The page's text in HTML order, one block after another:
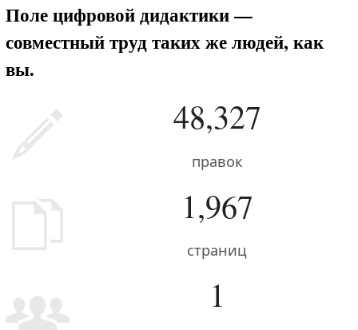
Поле цифровой дидактики —
совместный труд таких же людей, как
вы.
48,327
правок
1,967
страниц
1